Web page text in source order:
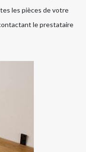
les pièces de votre
le prestataire